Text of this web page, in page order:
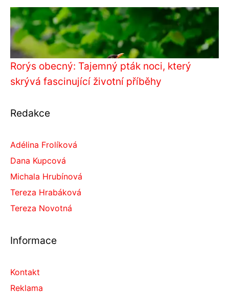
Rorýs obecný: Tajemný pták noci, který
skrývá fascinující životní příběhy
Redakce
Adélina Frolíková
Dana Kupcová
Michala Hrubínová
Tereza Hrabáková
Tereza Novotná
Informace
Kontakt
Reklama